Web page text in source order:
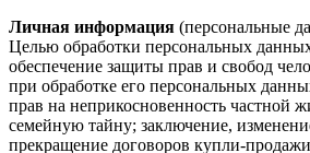
Личная информация (персональные
Целью обработки персональных данных
обеспечение защиты прав и свобод
при обработке его персональных
прав на неприкосновенность частной
семейную тайну; заключение,
прекращение договоров купли-